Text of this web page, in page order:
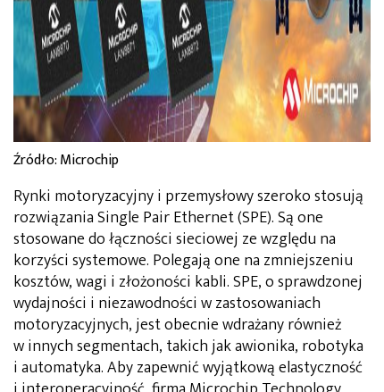
Źródło: Microchip
Rynki motoryzacyjny i przemysłowy szeroko stosują
rozwiązania Single Pair Ethernet (SPE). Są one
stosowane do łączności sieciowej ze względu na
korzyści systemowe. Polegają one na zmniejszeniu
kosztów, wagi i złożoności kabli. SPE, o sprawdzonej
wydajności i niezawodności w zastosowaniach
motoryzacyjnych, jest obecnie wdrażany również
w innych segmentach, takich jak awionika, robotyka
i automatyka. Aby zapewnić wyjątkową elastyczność